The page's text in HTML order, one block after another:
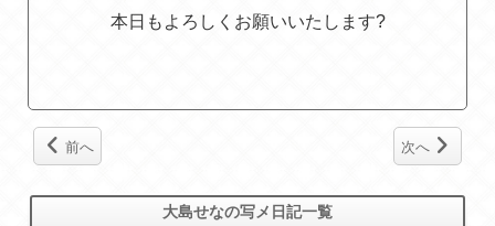
本日もよろしくお願いいたします?
前へ 次へ
大島せなの写メ日記一覧